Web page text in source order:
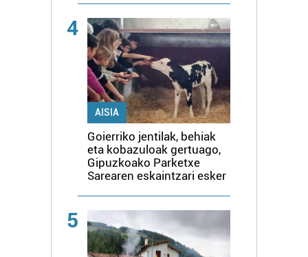
4
AISIA
Goierriko jentilak, behiak
eta kobazuloak gertuago,
Gipuzkoako Parketxe
Sarearen eskaintzari esker
5